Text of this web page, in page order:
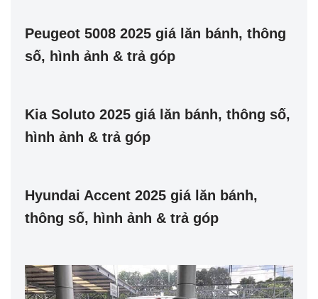
Peugeot 5008 2025 giá lăn bánh, thông
số, hình ảnh & trả góp
Kia Soluto 2025 giá lăn bánh, thông số,
hình ảnh & trả góp
Hyundai Accent 2025 giá lăn bánh,
thông số, hình ảnh & trả góp